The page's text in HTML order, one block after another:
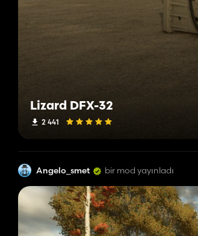
Lizard DFX-32
2 441
Angelo_smet bir mod yayınladı